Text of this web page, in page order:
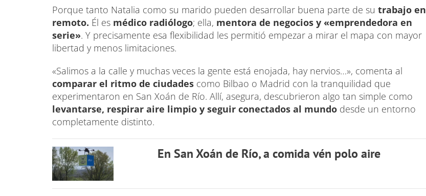
Porque tanto Natalia como su marido pueden desarrollar buena parte de su trabajo en
remoto. Él es médico radiólogo; ella, mentora de negocios y «emprendedora en
serie». Y precisamente esa flexibilidad les permitió empezar a mirar el mapa con mayor
libertad y menos limitaciones.
«Salimos a la calle y muchas veces la gente está enojada, hay nervios…», comenta al
comparar el ritmo de ciudades como Bilbao o Madrid con la tranquilidad que
experimentaron en San Xoán de Río. Allí, asegura, descubrieron algo tan simple como
levantarse, respirar aire limpio y seguir conectados al mundo desde un entorno
completamente distinto.
En San Xoán de Río, a comida vén polo aire